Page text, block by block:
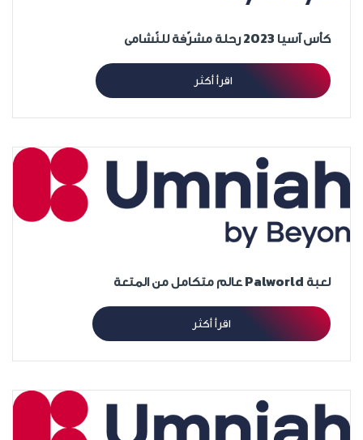
كأس آسيا 2023 رحلة مشرّفة للنّشامى
اقرأ أكثر
لعبة Palworld عالم متكامل من المتعة
اقرأ أكثر